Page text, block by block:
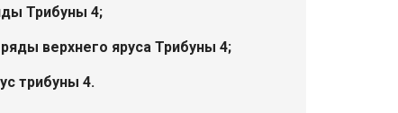
4;
верхнего яруса Трибуны 4;
трибуны 4.